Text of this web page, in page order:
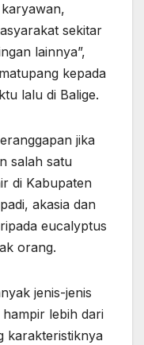
sekitar
lainnya”,
kepada
lalu di Balige.
jika
salah satu
di Kabupaten
akasia dan
eucalyptus
orang.
jenis-jenis
lebih dari
karakteristiknya